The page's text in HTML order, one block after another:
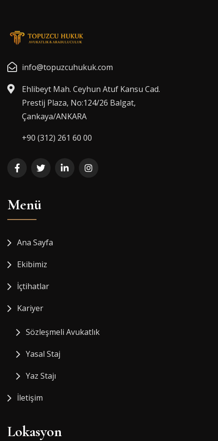
info@topuzcuhukuk.com
Ehlibeyt Mah. Ceyhun Atuf Kansu Cad.
Prestij Plaza, No:124/26 Balgat,
Çankaya/ANKARA
+90 (312) 261 60 00
Menü
Ana Sayfa
Ekibimiz
İçtihatlar
Kariyer
Sözleşmeli Avukatlık
Yasal Staj
Yaz Stajı
İletişim
Lokasyon